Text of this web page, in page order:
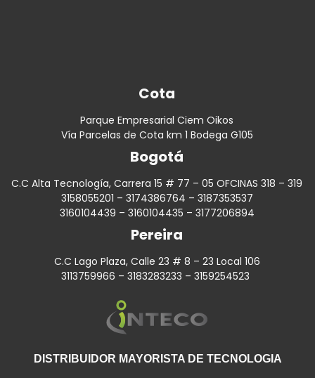
Cota
Parque Empresarial Ciem Oikos
Vía Parcelas de Cota km 1 Bodega G105
Bogotá
C.C Alta Tecnología, Carrera 15 # 77 – 05 OFCINAS 318 – 319
3158055201 – 3174386764 – 3187353537
3160104439 – 3160104435 – 3177206894
Pereira
C.C Lago Plaza, Calle 23 # 8 – 23 Local 106
3113759966 – 3183283233 – 3159254523
DISTRIBUIDOR MAYORISTA DE TECNOLOGIA